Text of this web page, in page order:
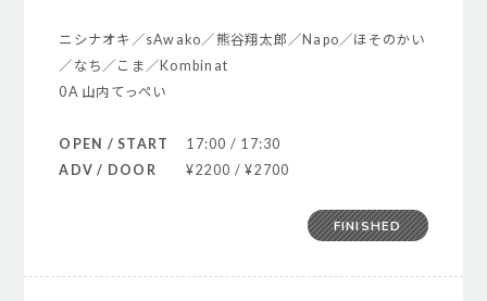
ニシナオキ／sAwako／熊谷翔太郎／Napo／ほそのかい
／なち／こま／Kombinat
0A 山内てっぺい
OPEN / START
17:00 / 17:30
ADV / DOOR
¥2200 / ¥2700
FINISHED